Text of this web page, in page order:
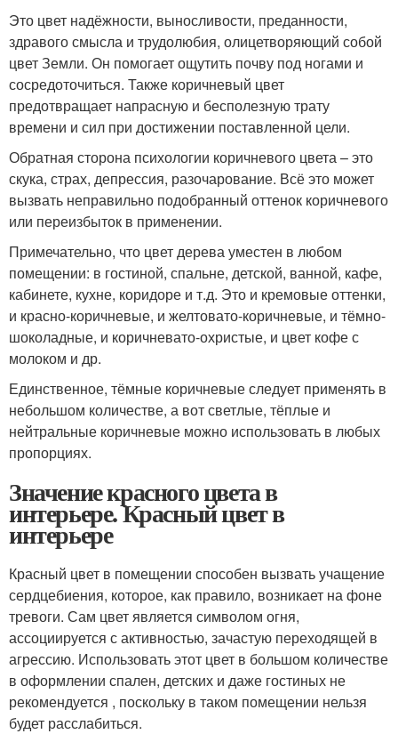
Это цвет надёжности, выносливости, преданности,
здравого смысла и трудолюбия, олицетворяющий собой
цвет Земли. Он помогает ощутить почву под ногами и
сосредоточиться. Также коричневый цвет
предотвращает напрасную и бесполезную трату
времени и сил при достижении поставленной цели.
Обратная сторона психологии коричневого цвета – это
скука, страх, депрессия, разочарование. Всё это может
вызвать неправильно подобранный оттенок коричневого
или переизбыток в применении.
Примечательно, что цвет дерева уместен в любом
помещении: в гостиной, спальне, детской, ванной, кафе,
кабинете, кухне, коридоре и т.д. Это и кремовые оттенки,
и красно-коричневые, и желтовато-коричневые, и тёмно-
шоколадные, и коричневато-охристые, и цвет кофе с
молоком и др.
Единственное, тёмные коричневые следует применять в
небольшом количестве, а вот светлые, тёплые и
нейтральные коричневые можно использовать в любых
пропорциях.
Значение красного цвета в
интерьере. Красный цвет в
интерьере
Красный цвет в помещении способен вызвать учащение
сердцебиения, которое, как правило, возникает на фоне
тревоги. Сам цвет является символом огня,
ассоциируется с активностью, зачастую переходящей в
агрессию. Использовать этот цвет в большом количестве
в оформлении спален, детских и даже гостиных не
рекомендуется , поскольку в таком помещении нельзя
будет расслабиться.